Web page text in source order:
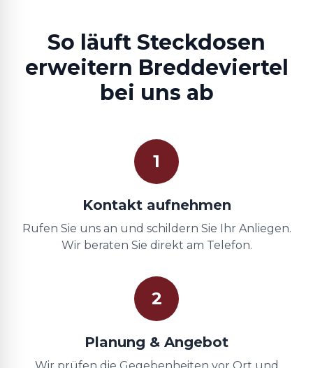
So läuft Steckdosen
erweitern Breddeviertel
bei uns ab
1
Kontakt aufnehmen
Rufen Sie uns an und schildern Sie Ihr Anliegen.
Wir beraten Sie direkt am Telefon.
2
Planung & Angebot